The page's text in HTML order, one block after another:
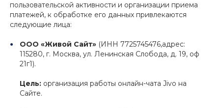
пользовательской активности и организации приема
платежей, к обработке его данных привлекаются
следующие лица:
ООО «Живой Сайт» (ИНН 7725745476,адрес:
115280, г. Москва, ул. Ленинская Слобода, д. 19, оф
21г1).
Цель: организация работы онлайн-чата Jivo на
Сайте.